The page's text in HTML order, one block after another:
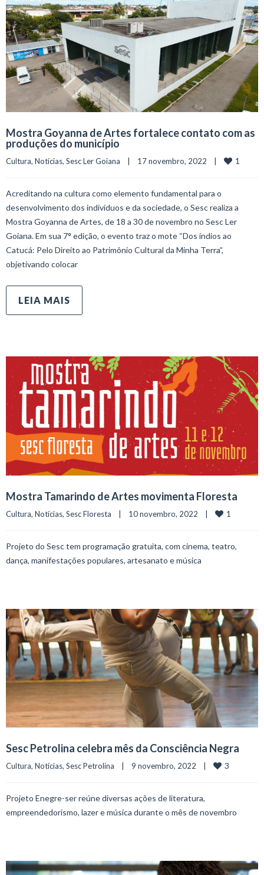
Mostra Goyanna de Artes fortalece contato com as
produções do município
Cultura, Notícias, Sesc Ler Goiana
    |    17 novembro, 2022    |
1
Acreditando na cultura como elemento fundamental para o
desenvolvimento dos indivíduos e da sociedade, o Sesc realiza a
Mostra Goyanna de Artes, de 18 a 30 de novembro no Sesc Ler
Goiana. Em sua 7° edição, o evento traz o mote “Dos índios ao
Catucá: Pelo Direito ao Patrimônio Cultural da Minha Terra”,
objetivando colocar
LEIA MAIS
Mostra Tamarindo de Artes movimenta Floresta
Cultura, Notícias, Sesc Floresta
    |    10 novembro, 2022    |
1
Projeto do Sesc tem programação gratuita, com cinema, teatro,
dança, manifestações populares, artesanato e música
Sesc Petrolina celebra mês da Consciência Negra
Cultura, Notícias, Sesc Petrolina
    |    9 novembro, 2022    |
3
Projeto Enegre-ser reúne diversas ações de literatura,
empreendedorismo, lazer e música durante o mês de novembro